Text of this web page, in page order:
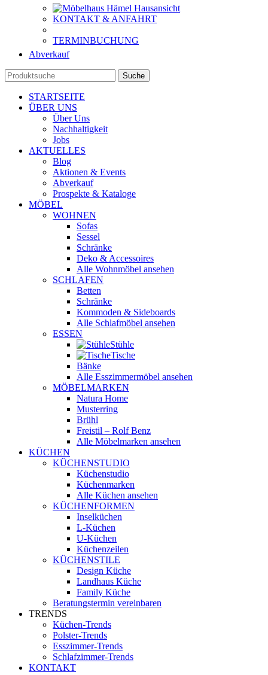
KONTAKT & ANFAHRT
TERMINBUCHUNG
Abverkauf
Suche
STARTSEITE
ÜBER UNS
Über Uns
Nachhaltigkeit
Jobs
AKTUELLES
Blog
Aktionen & Events
Abverkauf
Prospekte & Kataloge
MÖBEL
WOHNEN
Sofas
Sessel
Schränke
Deko & Accessoires
Alle Wohnmöbel ansehen
SCHLAFEN
Betten
Schränke
Kommoden & Sideboards
Alle Schlafmöbel ansehen
ESSEN
Stühle
Tische
Bänke
Alle Esszimmermöbel ansehen
MÖBELMARKEN
Natura Home
Musterring
Brühl
Freistil – Rolf Benz
Alle Möbelmarken ansehen
KÜCHEN
KÜCHENSTUDIO
Küchenstudio
Küchenmarken
Alle Küchen ansehen
KÜCHENFORMEN
Inselküchen
L-Küchen
U-Küchen
Küchenzeilen
KÜCHENSTILE
Design Küche
Landhaus Küche
Family Küche
Beratungstermin vereinbaren
TRENDS
Küchen-Trends
Polster-Trends
Esszimmer-Trends
Schlafzimmer-Trends
KONTAKT